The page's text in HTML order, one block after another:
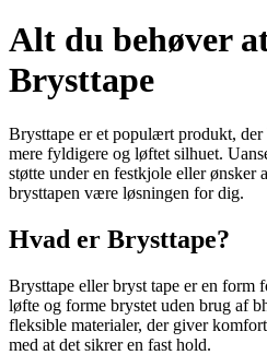
Alt du behøver
Brysttape
Brysttape er et populært produkt, der
mere fyldigere og løftet silhuet.
støtte under en festkjole eller ønsker
brysttapen være løsningen for dig.
Hvad er Brysttape?
Brysttape eller bryst tape er en form
løfte og forme brystet uden brug af
fleksible materialer, der giver
med at det sikrer en fast hold.